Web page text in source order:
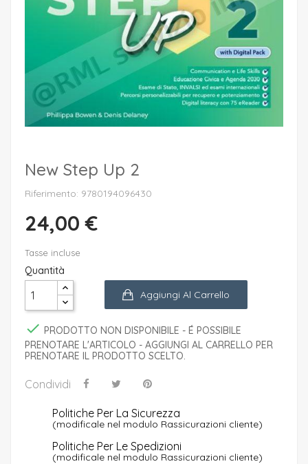
New Step Up 2
Riferimento: 9780194096430
24,00 €
Tasse incluse
Quantità
Aggiungi Al Carrello
 PRODOTTO NON DISPONIBILE - É POSSIBILE
PRENOTARE L'ARTICOLO - AGGIUNGI AL CARRELLO PER
PRENOTARE IL PRODOTTO SCELTO.
Condividi
Politiche Per La Sicurezza
(modificale nel modulo Rassicurazioni cliente)
Politiche Per Le Spedizioni
(modificale nel modulo Rassicurazioni cliente)